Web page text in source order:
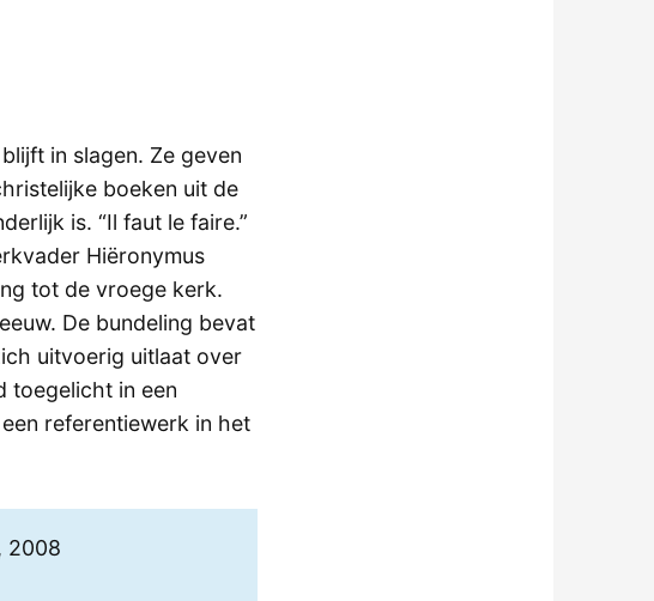
in slagen. Ze geven
boeken uit de
is. “Il faut le faire.”
Hiëronymus
tot de vroege kerk.
De bundeling bevat
uitvoerig uitlaat over
toegelicht in een
referentiewerk in het
2008